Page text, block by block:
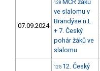
07.09.2024
128 MČR žáků
ve slalomu v
Brandýse n.L.
+ 7. Český
pohár žáků ve
slalomu
125 12. Český